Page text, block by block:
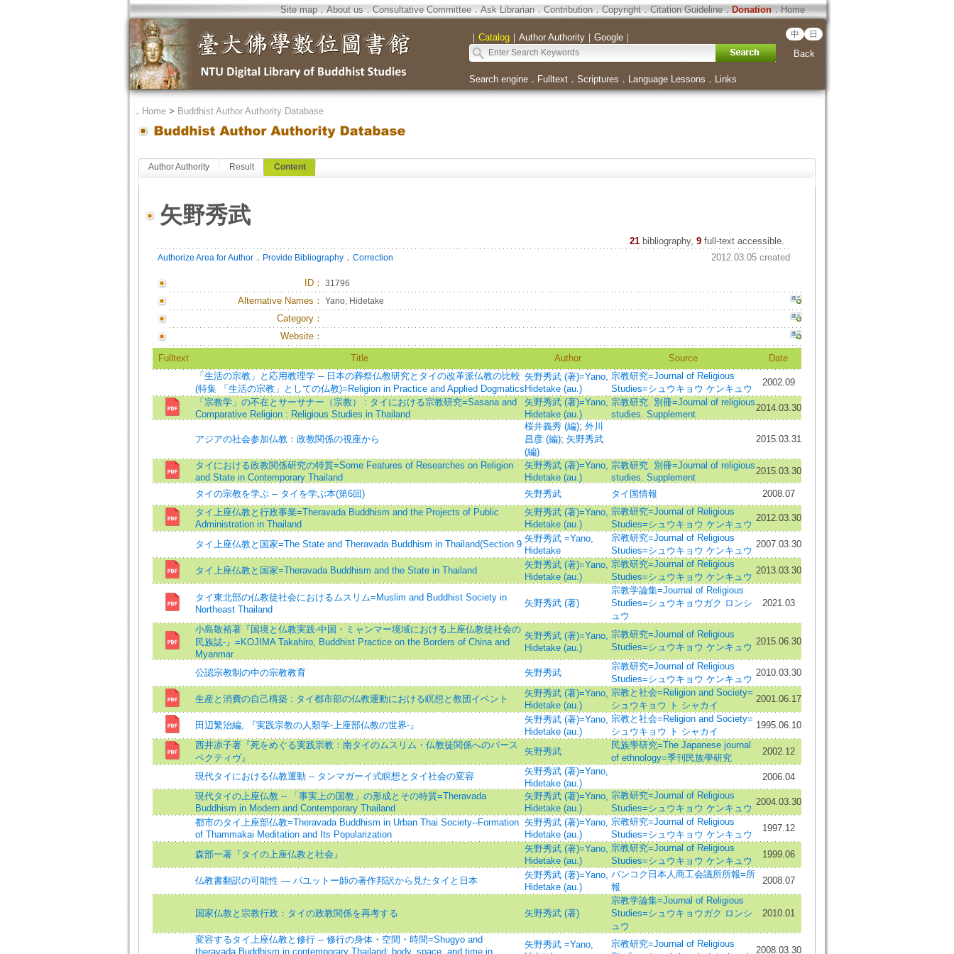
Site map．About us．Consultative Committee．Ask Librarian．Contribution．Copyright．Citation Guideline．Donation．Home
｜ Catalog｜ Author Authority｜ Google｜ 中 日
Back
Search engine． Fulltext． Scriptures ． Language Lessons ． Links
． Home> Buddhist Author Authority Database
Author Authority Result Content
矢野秀武
21 bibliography, 9full-text accessible.
Authorize Area for Author． Provide Bibliography． Correction 2012.03.05 created
ID： 31796
Alternative Names： Yano, Hidetake
Category：
Website：
Fulltext Title Author Source
Date
「生活の宗教」と応用教理学 -- 日本の葬祭仏教研究とタイの改革派仏教の比較
(特集 「生活の宗教」としての仏教)=Religion in Practice and Applied Dogmatics
矢野秀武 (著)=Yano,
Hidetake (au.)
宗教研究=Journal of Religious
Studies=シュウキョウ ケンキュウ
2002.09
「宗教学」の不在とサーサナー（宗教） : タイにおける宗教研究=Sasana and
Comparative Religion : Religious Studies in Thailand
矢野秀武 (著)=Yano,
Hidetake (au.)
宗教研究. 別冊=Journal of religious
studies. Supplement
2014.03.30
アジアの社会参加仏教：政教関係の視座から
桜井義秀 (編); 外川
昌彦 (編); 矢野秀武
(編)
2015.03.31
タイにおける政教関係研究の特質=Some Features of Researches on Religion
and State in Contemporary Thailand
矢野秀武 (著)=Yano,
Hidetake (au.)
宗教研究. 別冊=Journal of religious
studies. Supplement
2015.03.30
タイの宗教を学ぶ -- タイを学ぶ本(第6回) 矢野秀武 タイ国情報
2008.07
タイ上座仏教と行政事業=Theravada Buddhism and the Projects of Public
Administration in Thailand
矢野秀武 (著)=Yano,
Hidetake (au.)
宗教研究=Journal of Religious
Studies=シュウキョウ ケンキュウ
2012.03.30
タイ上座仏教と国家=The State and Theravada Buddhism in Thailand(Section 9
矢野秀武 =Yano,
Hidetake
宗教研究=Journal of Religious
Studies=シュウキョウ ケンキュウ
2007.03.30
タイ上座仏教と国家=Theravada Buddhism and the State in Thailand
矢野秀武 (著)=Yano,
Hidetake (au.)
宗教研究=Journal of Religious
Studies=シュウキョウ ケンキュウ
2013.03.30
タイ東北部の仏教徒社会におけるムスリム=Muslim and Buddhist Society in
Northeast Thailand
矢野秀武 (著)
宗教学論集=Journal of Religious
Studies=シュウキョウガク ロンシ
ュウ
2021.03
小島敬裕著『国境と仏教実践-中国・ミャンマー境域における上座仏教徒社会の
民族誌-』=KOJIMA Takahiro, Buddhist Practice on the Borders of China and
Myanmar
矢野秀武 (著)=Yano,
Hidetake (au.)
宗教研究=Journal of Religious
Studies=シュウキョウ ケンキュウ
2015.06.30
公認宗教制の中の宗教教育 矢野秀武
宗教研究=Journal of Religious
Studies=シュウキョウ ケンキュウ
2010.03.30
生産と消費の自己構築 : タイ都市部の仏教運動における瞑想と教団イベント
矢野秀武 (著)=Yano,
Hidetake (au.)
宗教と社会=Religion and Society=
シュウキョウ ト シャカイ
2001.06.17
田辺繁治編, 『実践宗教の人類学-上座部仏教の世界-』
矢野秀武 (著)=Yano,
Hidetake (au.)
宗教と社会=Religion and Society=
シュウキョウ ト シャカイ
1995.06.10
西井凉子著『死をめぐる実践宗教：南タイのムスリム・仏教徒関係へのパース
ペクティヴ』
矢野秀武
民族學研究=The Japanese journal
of ethnology=季刊民族學研究
2002.12
現代タイにおける仏教運動 -- タンマガーイ式瞑想とタイ社会の変容
矢野秀武 (著)=Yano,
Hidetake (au.)
2006.04
現代タイの上座仏教 -- 「事実上の国教」の形成とその特質=Theravada
Buddhism in Modern and Contemporary Thailand
矢野秀武 (著)=Yano,
Hidetake (au.)
宗教研究=Journal of Religious
Studies=シュウキョウ ケンキュウ
2004.03.30
都市のタイ上座部仏教=Theravada Buddhism in Urban Thai Society--Formation
of Thammakai Meditation and Its Popularization
矢野秀武 (著)=Yano,
Hidetake (au.)
宗教研究=Journal of Religious
Studies=シュウキョウ ケンキュウ
1997.12
森部一著『タイの上座仏教と社会』
矢野秀武 (著)=Yano,
Hidetake (au.)
宗教研究=Journal of Religious
Studies=シュウキョウ ケンキュウ
1999.06
仏教書翻訳の可能性 — パユットー師の著作邦訳から見たタイと日本
矢野秀武 (著)=Yano,
Hidetake (au.)
バンコク日本人商工会議所所報=所
報
2008.07
国家仏教と宗教行政：タイの政教関係を再考する 矢野秀武 (著)
宗教学論集=Journal of Religious
Studies=シュウキョウガク ロンシ
ュウ
2010.01
変容するタイ上座仏教と修行 -- 修行の身体・空間・時間=Shugyo and
theravada Buddhism in contemporary Thailand: body, space, and time in
矢野秀武 =Yano,
宗教研究=Journal of Religious
2008.03.30